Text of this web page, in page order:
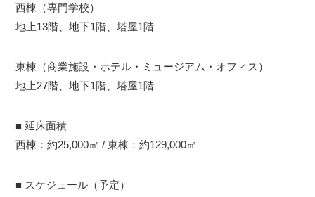
西棟（専門学校）
地上13階、地下1階、塔屋1階
東棟（商業施設・ホテル・ミュージアム・オフィス）
地上27階、地下1階、塔屋1階
■ 延床面積
西棟：約25,000㎡ / 東棟：約129,000㎡
■ スケジュール（予定）